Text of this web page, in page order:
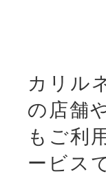
カリル
の店舗
もご利
ービス